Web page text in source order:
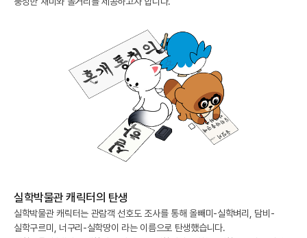
실학박물관 캐릭터의 탄생
실학박물관 캐릭터는 관람객 선호도 조사를 통해 올빼미-실학벼리, 담비-
실학구르미, 너구리-실학땅이 라는 이름으로 탄생했습니다.